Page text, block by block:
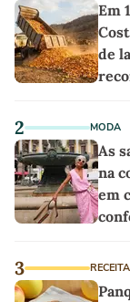
Em
de
2 MODA
As
na
em
3